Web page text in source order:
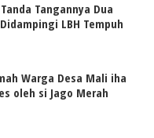
Tangannya Dua
LBH Tempuh
Warga Desa Mali iha
oleh si Jago Merah